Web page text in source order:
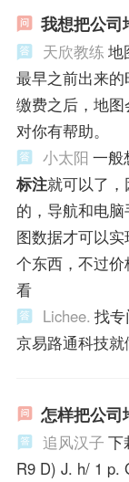
我想把公司
天欣教练 地
最早之前出来的
缴费之后，地
对你有帮助。
小太阳 一般
标注就可以了
的，导航和电
图数据才可以
个东西，不过
看
Lichee. 找
京易路通科技就
怎样把公司
追风汉子 下
R9 D) J. h/ 1 p.